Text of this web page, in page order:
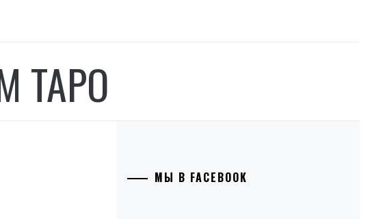
ТАРО
МЫ В FACEBOOK